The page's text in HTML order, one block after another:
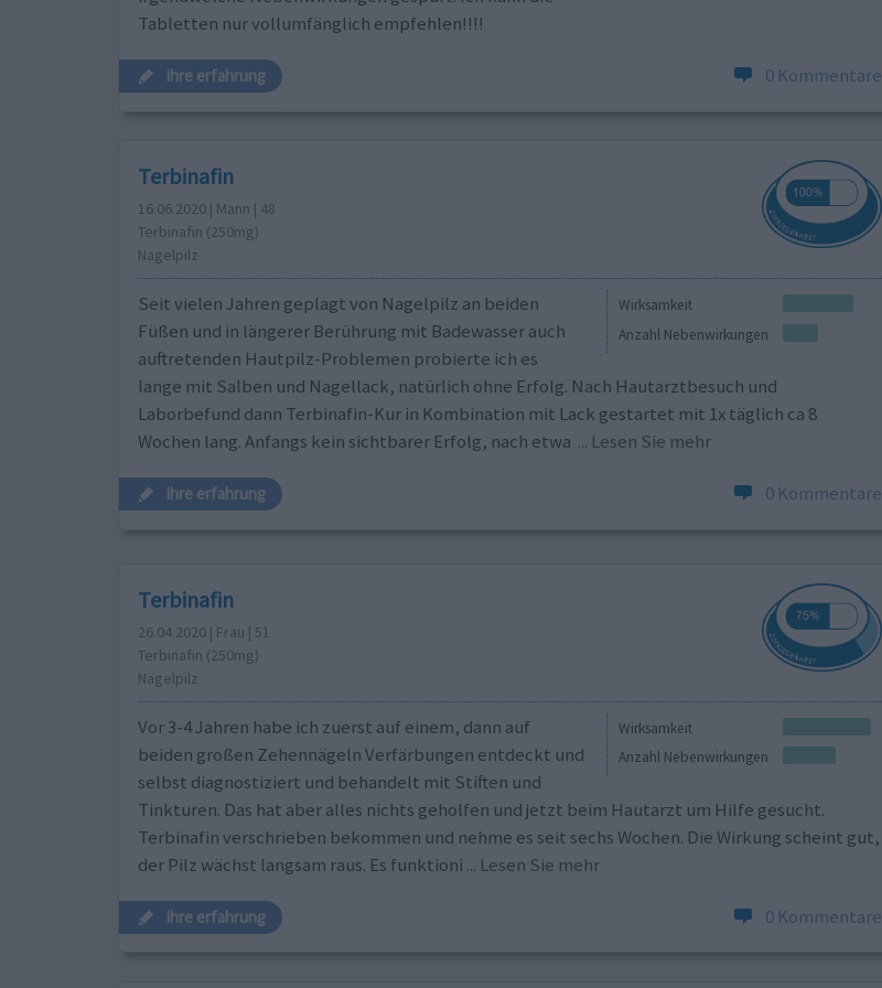
Tabletten nur vollumfänglich empfehlen!!!!
ihre erfahrung 0 Kommentare
Terbinafin
16.06.2020 | Mann | 48
Terbinafin (250mg)
Nagelpilz
Wirksamkeit
Anzahl Nebenwirkungen
Seit vielen Jahren geplagt von Nagelpilz an beiden
Füßen und in längerer Berührung mit Badewasser auch
auftretenden Hautpilz-Problemen probierte ich es
lange mit Salben und Nagellack, natürlich ohne Erfolg. Nach Hautarztbesuch und
Laborbefund dann Terbinafin-Kur in Kombination mit Lack gestartet mit 1x täglich ca 8
Wochen lang. Anfangs kein sichtbarer Erfolg, nach etwa ... Lesen Sie mehr
ihre erfahrung 0 Kommentare
Terbinafin
26.04.2020 | Frau | 51
Terbinafin (250mg)
Nagelpilz
Wirksamkeit
Anzahl Nebenwirkungen
Vor 3-4 Jahren habe ich zuerst auf einem, dann auf
beiden großen Zehennägeln Verfärbungen entdeckt und
selbst diagnostiziert und behandelt mit Stiften und
Tinkturen. Das hat aber alles nichts geholfen und jetzt beim Hautarzt um Hilfe gesucht.
Terbinafin verschrieben bekommen und nehme es seit sechs Wochen. Die Wirkung scheint gut,
der Pilz wächst langsam raus. Es funktioni ... Lesen Sie mehr
ihre erfahrung 0 Kommentare